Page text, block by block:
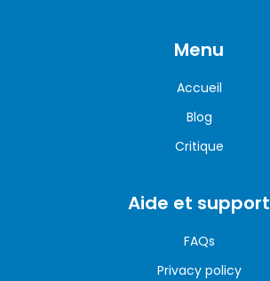
Menu
Accueil
Blog
Critique
Aide et support
FAQs
Privacy policy